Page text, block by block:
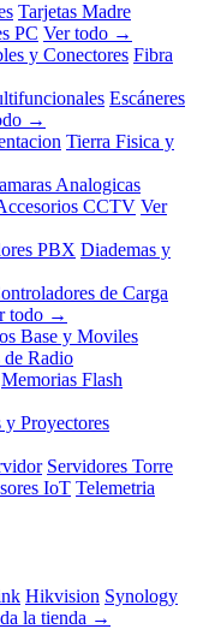
Tarjetas Madre
PC Ver todo →
y Conectores Fibra
Escáneres
→
Tierra Fisica y
Analogicas
CCTV Ver
PBX Diademas y
de Carga
todo →
Base y Moviles
de Radio
Memorias Flash
y Proyectores
Servidores Torre
IoT Telemetria
Hikvision Synology
la tienda →